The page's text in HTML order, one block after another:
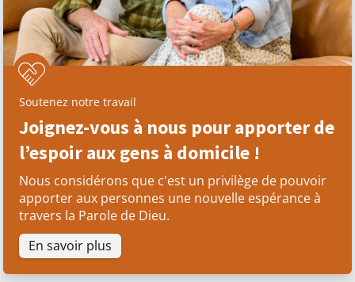
Soutenez notre travail
Joignez-vous à nous pour apporter de
l’espoir aux gens à domicile !
Nous considérons que c'est un privilège de pouvoir
apporter aux personnes une nouvelle espérance à
travers la Parole de Dieu.
En savoir plus